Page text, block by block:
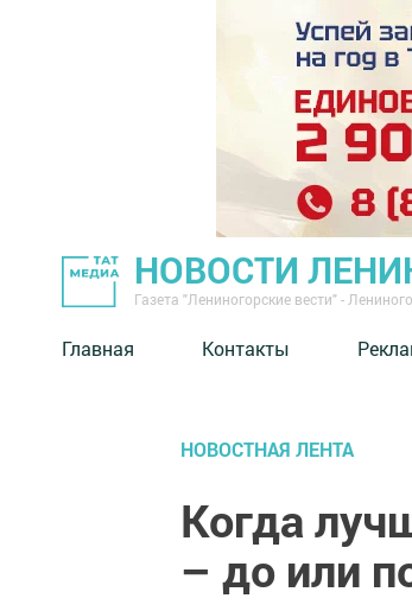
НОВОСТИ
Газета "Лениногорские вести" -
Главная Контакты
НОВОСТНАЯ ЛЕНТА
Когда
– до или